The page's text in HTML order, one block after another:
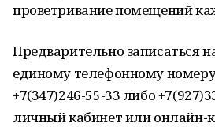
проветривание помещений
Предварительно записаться
единому телефонному
+7(347)246-55-33 либо
личный кабинет или онлайн-